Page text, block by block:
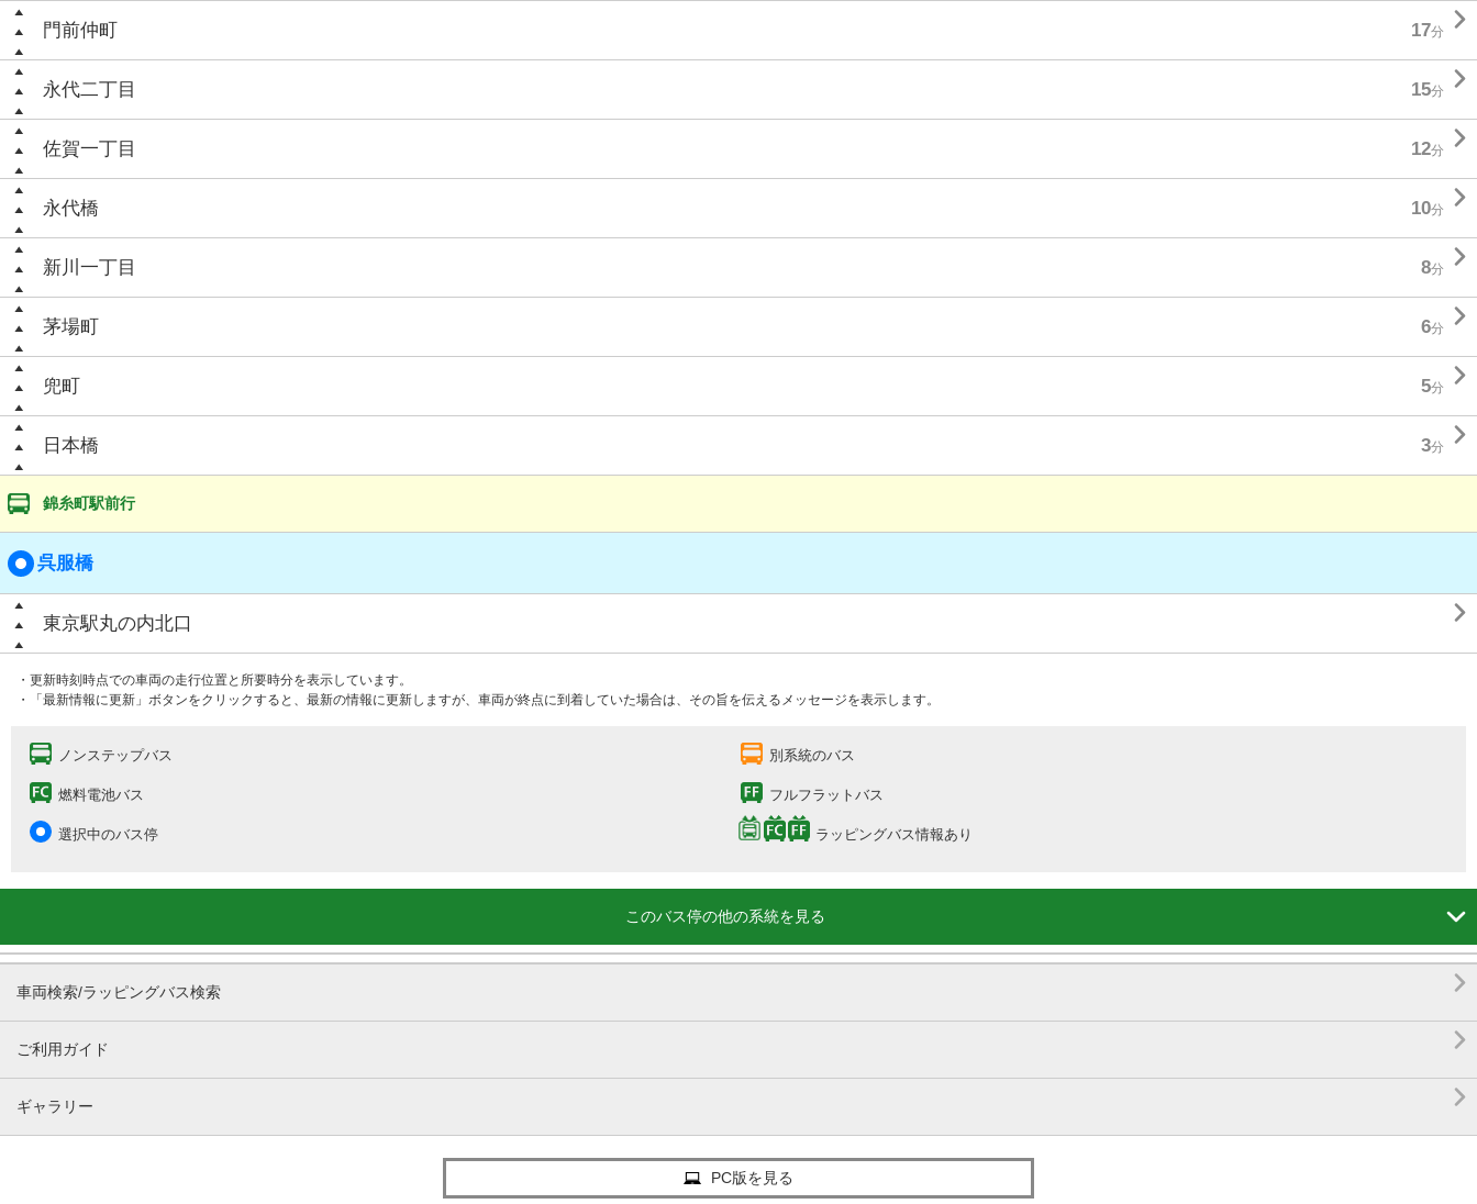
門前仲町 17分 
永代二丁目 15分 
佐賀一丁目 12分 
永代橋 10分 
新川一丁目 8分 
茅場町 6分 
兜町 5分 
日本橋 3分 
錦糸町駅前行
呉服橋
東京駅丸の内北口 
・更新時刻時点での車両の走行位置と所要時分を表示しています。
・「最新情報に更新」ボタンをクリックすると、最新の情報に更新しますが、車両が終点に到着していた場合は、その旨を伝えるメッセージを表示します。
ノンステップバス 別系統のバス
燃料電池バス フルフラットバス
選択中のバス停 ラッピングバス情報あり
このバス停の他の系統を見る 
車両検索/ラッピングバス検索 
ご利用ガイド 
ギャラリー 
PC版を見る